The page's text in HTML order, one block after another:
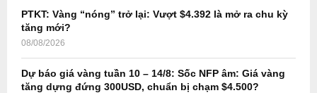
H
PTKT: Vàng “nóng” trở lại: Vượt $4.392 là mở ra chu kỳ
tăng mới?
08/08/2026
Dự báo giá vàng tuần 10 – 14/8: Sốc NFP âm: Giá vàng
tăng dựng đứng 300USD, chuẩn bị chạm $4.500?